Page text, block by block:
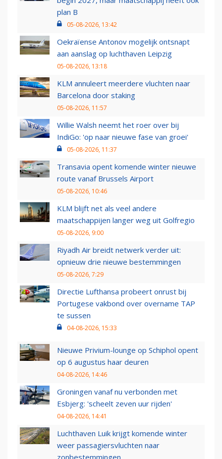
plan B
05-08-2026, 13:42
Oekraïense Antonov mogelijk ontsnapt
aan aanslag op luchthaven Leipzig
05-08-2026, 13:18
KLM annuleert meerdere vluchten naar
Barcelona door staking
05-08-2026, 11:57
Willie Walsh neemt het roer over bij
IndiGo: 'op naar nieuwe fase van groei'
05-08-2026, 11:37
Transavia opent komende winter nieuwe
route vanaf Brussels Airport
05-08-2026, 10:46
KLM blijft net als veel andere
maatschappijen langer weg uit Golfregio
05-08-2026, 9:00
Riyadh Air breidt netwerk verder uit:
opnieuw drie nieuwe bestemmingen
05-08-2026, 7:29
Directie Lufthansa probeert onrust bij
Portugese vakbond over overname TAP
te sussen
04-08-2026, 15:33
Nieuwe Privium-lounge op Schiphol opent
op 6 augustus haar deuren
04-08-2026, 14:46
Groningen vanaf nu verbonden met
Esbjerg: 'scheelt zeven uur rijden'
04-08-2026, 14:41
Luchthaven Luik krijgt komende winter
weer passagiersvluchten naar